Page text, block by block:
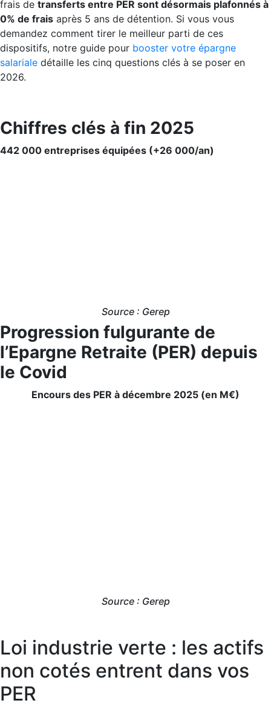
frais de transferts entre PER sont désormais plafonnés à
0% de frais après 5 ans de détention. Si vous vous
demandez comment tirer le meilleur parti de ces
dispositifs, notre guide pour booster votre épargne
salariale détaille les cinq questions clés à se poser en
2026.
Chiffres clés à fin 2025
442 000 entreprises équipées (+26 000/an)
Source : Gerep
Progression fulgurante de
l’Epargne Retraite (PER) depuis
le Covid
Encours des PER à décembre 2025 (en M€)
Source : Gerep
Loi industrie verte : les actifs
non cotés entrent dans vos
PER